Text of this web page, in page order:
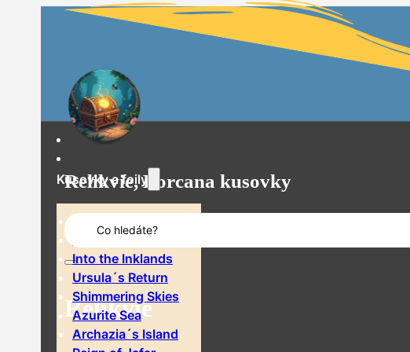
Relikvie, Lorcana kusovky
Search
...
Relikvie
Kusovky a foily
Rise of the Floodborn
Into the Inklands
Ursula´s Return
Shimmering Skies
Azurite Sea
Archazia´s Island